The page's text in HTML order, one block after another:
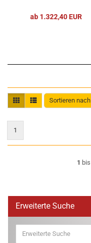
ab 1.322,40 EUR
Sortieren nach
Sortieren nach
1
1 bis
Erweiterte Suche
Suche